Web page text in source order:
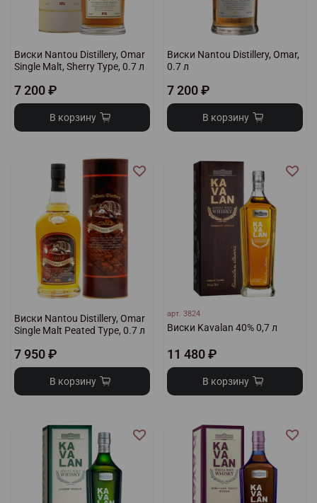
Виски Nantou Distillery, Omar
Single Malt, Sherry Type, 0.7 л
7 200 ₽
В корзину
Виски Nantou Distillery, Omar,
0.7 л
7 200 ₽
В корзину
Виски Nantou Distillery, Omar
Single Malt Peated Type, 0.7 л
7 950 ₽
В корзину
арт.3824
Виски Kavalan 40% 0,7 л
11 480 ₽
В корзину